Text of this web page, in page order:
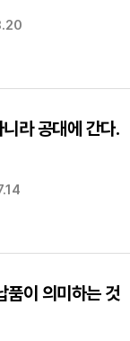
라 공대에 간다.
이 의미하는 것